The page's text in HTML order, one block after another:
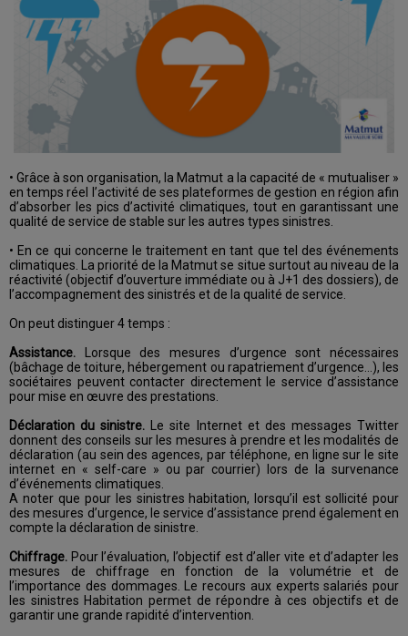
• Grâce à son organisation, la Matmut a la capacité de « mutualiser »
en temps réel l’activité de ses plateformes de gestion en région afin
d’absorber les pics d’activité climatiques, tout en garantissant une
qualité de service de stable sur les autres types sinistres.
• En ce qui concerne le traitement en tant que tel des événements
climatiques. La priorité de la Matmut se situe surtout au niveau de la
réactivité (objectif d’ouverture immédiate ou à J+1 des dossiers), de
l’accompagnement des sinistrés et de la qualité de service.
On peut distinguer 4 temps :
Assistance. Lorsque des mesures d’urgence sont nécessaires
(bâchage de toiture, hébergement ou rapatriement d’urgence…), les
sociétaires peuvent contacter directement le service d’assistance
pour mise en œuvre des prestations.
Déclaration du sinistre. Le site Internet et des messages Twitter
donnent des conseils sur les mesures à prendre et les modalités de
déclaration (au sein des agences, par téléphone, en ligne sur le site
internet en « self-care » ou par courrier) lors de la survenance
d’événements climatiques.
A noter que pour les sinistres habitation, lorsqu’il est sollicité pour
des mesures d’urgence, le service d’assistance prend également en
compte la déclaration de sinistre.
Chiffrage. Pour l’évaluation, l’objectif est d’aller vite et d’adapter les
mesures de chiffrage en fonction de la volumétrie et de
l’importance des dommages. Le recours aux experts salariés pour
les sinistres Habitation permet de répondre à ces objectifs et de
garantir une grande rapidité d’intervention.